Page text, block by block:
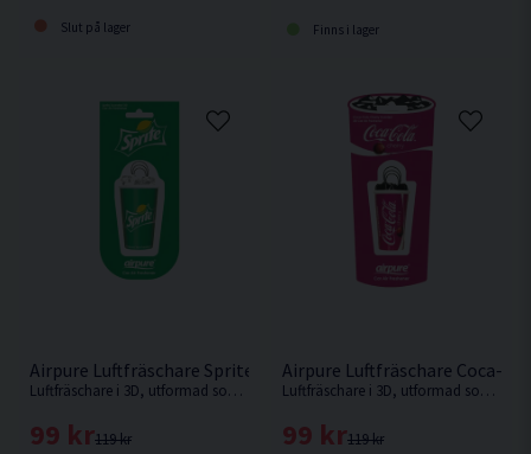
Slut på lager Finns i lager
Airpure Luftfräschare Sprite 3D
Luftfräschare i 3D, utformad som en dryckesbägare med is.
119 kr
99 kr
Airpure Luftfräschare Coca-
Luftfräschare i 3D, utformad som en dryckesbägare med is.
119 kr
99 kr